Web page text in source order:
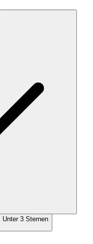
Unter 3 Sternen